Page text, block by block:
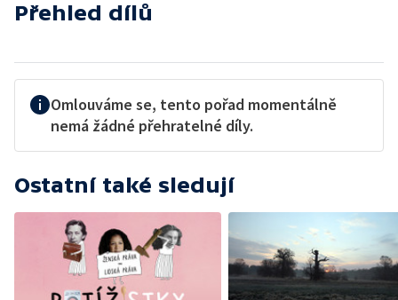
Přehled dílů
Omlouváme se, tento pořad momentálně
nemá žádné přehratelné díly.
Ostatní také sledují